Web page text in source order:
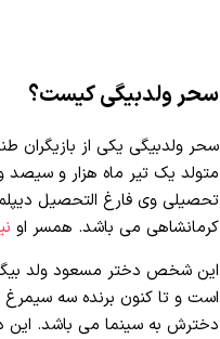
سحر ولدبیگی کیست؟
سحر ولدبیگی یکی از بازیگران
متولد یک تیر ماه هزار و
تحصیلی وی فارغ التحصیل
کرمانشاهی می باشد. همسر او
این شخص دختر مسعود ولد
است و تا کنون برنده سه
دخترش به سینما می باشد. این